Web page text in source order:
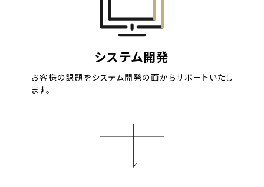
システム開発
お客様の課題をシステム開発の面からサポートいたし
ます。